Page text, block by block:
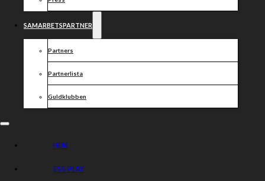
SAMARBETSPARTNER
Partners
Partnerlista
Guldklubben
HEM
ESS PLAY